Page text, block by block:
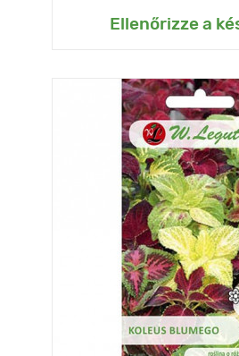
Ellenőrizze a